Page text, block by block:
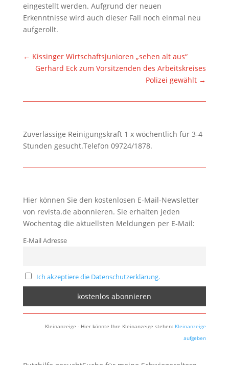
eingestellt werden. Aufgrund der neuen
Erkenntnisse wird auch dieser Fall noch einmal neu
aufgerollt.
← Kissinger Wirtschaftsjunioren „sehen alt aus“
Gerhard Eck zum Vorsitzenden des Arbeitskreises
Polizei gewählt →
Zuverlässige Reinigungskraft 1 x wöchentlich für 3-4
Stunden gesucht.Telefon 09724/1878.
Hier können Sie den kostenlosen E-Mail-Newsletter
von revista.de abonnieren. Sie erhalten jeden
Wochentag die aktuellsten Meldungen per E-Mail:
E-Mail Adresse
Ich akzeptiere die Datenschutzerklärung.
Kleinanzeige - Hier könnte Ihre Kleinanzeige stehen: Kleinanzeige
aufgeben